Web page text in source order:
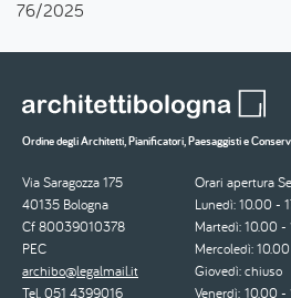
76/2025
Ordine degli Architetti, Pianificatori, Paesaggisti e
Via Saragozza 175
40135 Bologna
Cf 80039010378
PEC
archibo@legalmail.it
Tel. 051 4399016
Orari apertura
Lunedì: 10.00 -
Martedì: 10.00 -
Mercoledì:
Giovedì: chiuso
Venerdì: 10.00 -